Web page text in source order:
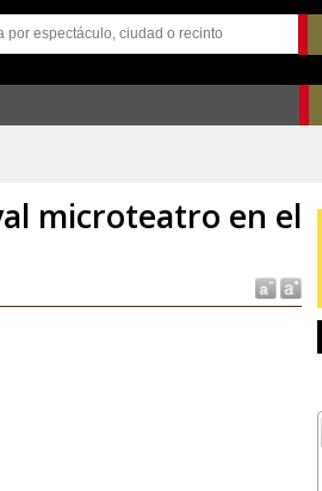
microteatro en el